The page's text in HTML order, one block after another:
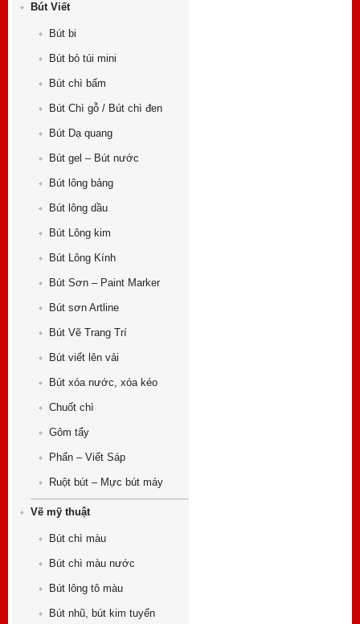
Bút Viết
Bút bi
Bút bỏ túi mini
Bút chì bấm
Bút Chì gỗ / Bút chì đen
Bút Dạ quang
Bút gel – Bút nước
Bút lông bảng
Bút lông dầu
Bút Lông kim
Bút Lông Kính
Bút Sơn – Paint Marker
Bút sơn Artline
Bút Vẽ Trang Trí
Bút viết lên vải
Bút xóa nước, xóa kéo
Chuốt chì
Gôm tẩy
Phấn – Viết Sáp
Ruột bút – Mực bút máy
Vẽ mỹ thuật
Bút chì màu
Bút chì màu nước
Bút lông tô màu
Bút nhũ, bút kim tuyến